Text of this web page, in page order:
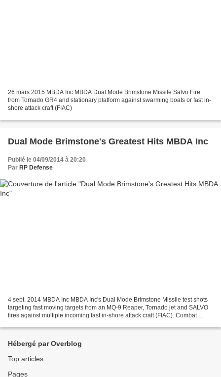
26 mars 2015 MBDA Inc MBDA Dual Mode Brimstone Missile Salvo Fire
from Tornado GR4 and stationary platform against swarming boats or fast in-
shore attack craft (FIAC)
Dual Mode Brimstone's Greatest Hits MBDA Inc
Publié le 04/09/2014 à 20:20
Par RP Defense
4 sept. 2014 MBDA Inc MBDA Inc's Dual Mode Brimstone Missile test shots
targeting fast moving targets from an MQ-9 Reaper, Tornado jet and SALVO
fires against multiple incoming fast in-shore attack craft (FIAC). Combat
Hébergé par Overblog
Top articles
Pages